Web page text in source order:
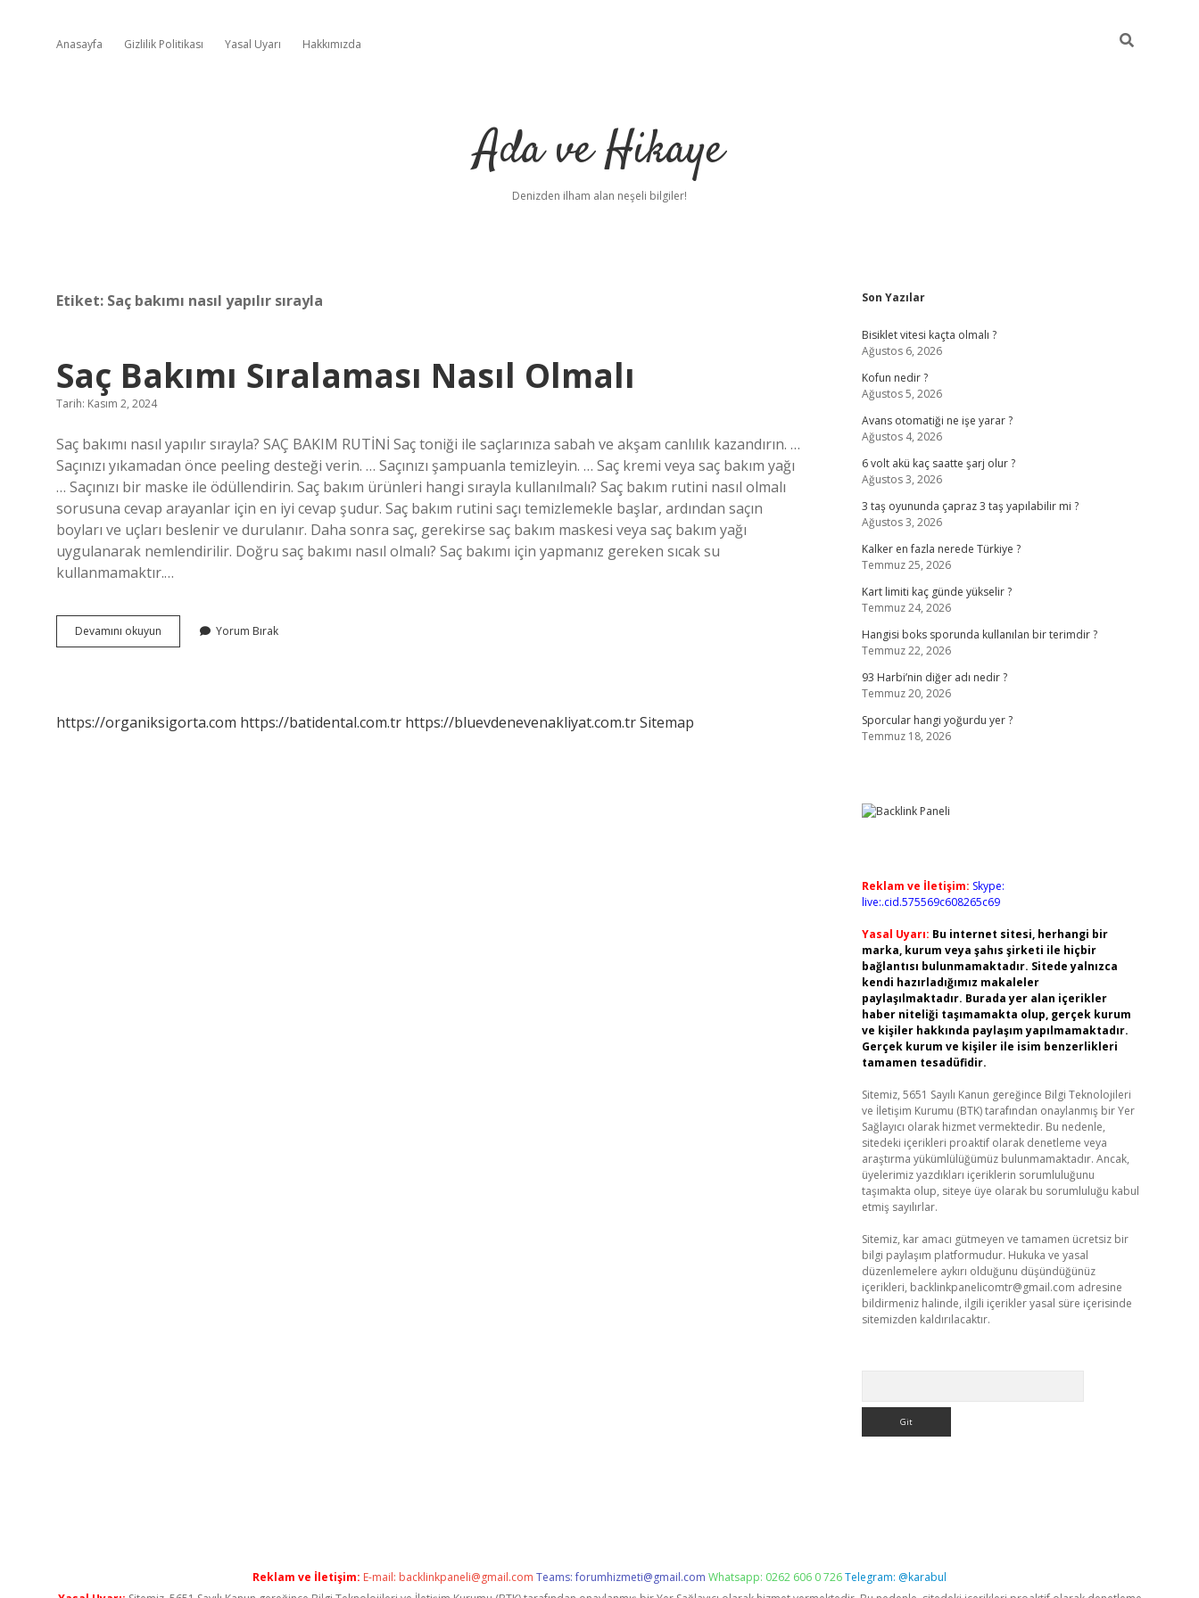
Anasayfa Gizlilik Politikası Yasal Uyarı Hakkımızda
Ada ve Hikaye
Denizden ilham alan neşeli bilgiler!
Etiket: Saç bakımı nasıl yapılır sırayla
Saç Bakımı Sıralaması Nasıl Olmalı
Tarih: Kasım 2, 2024
Saç bakımı nasıl yapılır sırayla? SAÇ BAKIM RUTİNİ Saç toniği ile saçlarınıza sabah ve akşam canlılık kazandırın. …
Saçınızı yıkamadan önce peeling desteği verin. … Saçınızı şampuanla temizleyin. … Saç kremi veya saç bakım yağı
… Saçınızı bir maske ile ödüllendirin. Saç bakım ürünleri hangi sırayla kullanılmalı? Saç bakım rutini nasıl olmalı
sorusuna cevap arayanlar için en iyi cevap şudur. Saç bakım rutini saçı temizlemekle başlar, ardından saçın
boyları ve uçları beslenir ve durulanır. Daha sonra saç, gerekirse saç bakım maskesi veya saç bakım yağı
uygulanarak nemlendirilir. Doğru saç bakımı nasıl olmalı? Saç bakımı için yapmanız gereken sıcak su
kullanmamaktır.…
Devamını okuyun
Bakımı
Yorum Bırak
https://organiksigorta.com https://batidental.com.tr https://bluevdenevenakliyat.com.trSitemap
Sidebar
Son Yazılar
Bisiklet vitesi kaçta olmalı ?
Ağustos 6, 2026
Kofun nedir ?
Ağustos 5, 2026
Avans otomatiği ne işe yarar ?
Ağustos 4, 2026
6 volt akü kaç saatte şarj olur ?
Ağustos 3, 2026
3 taş oyununda çapraz 3 taş yapılabilir mi ?
Ağustos 3, 2026
Kalker en fazla nerede Türkiye ?
Temmuz 25, 2026
Kart limiti kaç günde yükselir ?
Temmuz 24, 2026
Hangisi boks sporunda kullanılan bir terimdir ?
Temmuz 22, 2026
93 Harbi’nin diğer adı nedir ?
Temmuz 20, 2026
Sporcular hangi yoğurdu yer ?
Temmuz 18, 2026
Reklam ve İletişim: Skype:
live:.cid.575569c608265c69
Yasal Uyarı: Bu internet sitesi, herhangi bir
marka, kurum veya şahıs şirketi ile hiçbir
bağlantısı bulunmamaktadır. Sitede yalnızca
kendi hazırladığımız makaleler
paylaşılmaktadır. Burada yer alan içerikler
haber niteliği taşımamakta olup, gerçek kurum
ve kişiler hakkında paylaşım yapılmamaktadır.
Gerçek kurum ve kişiler ile isim benzerlikleri
tamamen tesadüfidir.
Sitemiz, 5651 Sayılı Kanun gereğince Bilgi Teknolojileri
ve İletişim Kurumu (BTK) tarafından onaylanmış bir Yer
Sağlayıcı olarak hizmet vermektedir. Bu nedenle,
sitedeki içerikleri proaktif olarak denetleme veya
araştırma yükümlülüğümüz bulunmamaktadır. Ancak,
üyelerimiz yazdıkları içeriklerin sorumluluğunu
taşımakta olup, siteye üye olarak bu sorumluluğu kabul
etmiş sayılırlar.
Sitemiz, kar amacı gütmeyen ve tamamen ücretsiz bir
bilgi paylaşım platformudur. Hukuka ve yasal
düzenlemelere aykırı olduğunu düşündüğünüz
içerikleri, backlinkpanelicomtr@gmail.com adresine
bildirmeniz halinde, ilgili içerikler yasal süre içerisinde
sitemizden kaldırılacaktır.
Reklam ve İletişim: E-mail: backlinkpaneli@gmail.com Teams:forumhizmeti@gmail.com Whatsapp: 0262 606 0 726Telegram: @karabul